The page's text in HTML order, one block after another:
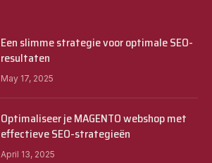
Een slimme strategie voor optimale SEO-
resultaten
May 17, 2025
Optimaliseer je MAGENTO webshop met
effectieve SEO-strategieën
April 13, 2025